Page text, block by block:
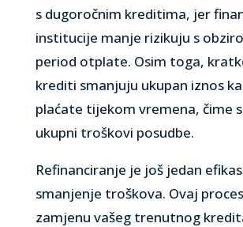
s dugoročnim kreditima, jer
institucije manje rizikuju s
period otplate. Osim toga,
krediti smanjuju ukupan iznos
plaćate tijekom vremena, čime
ukupni troškovi posudbe.
Refinanciranje je još jedan
smanjenje troškova. Ovaj
zamjenu vašeg trenutnog